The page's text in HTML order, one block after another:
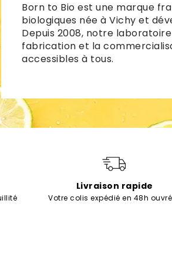
Born to Bio est une marque
biologiques née à Vichy et
Depuis 2008, notre
fabrication et la
accessibles à tous.
Livraison rapide
Votre colis expédié en 48h